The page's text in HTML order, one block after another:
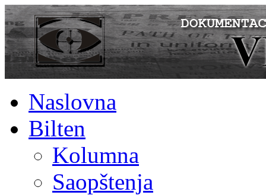
Naslovna
Bilten
Kolumna
Saopštenja